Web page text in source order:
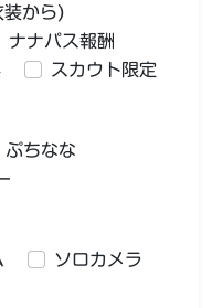
装から)
ナナパス報酬
スカウト限定
ぷちなな
ソロカメラ